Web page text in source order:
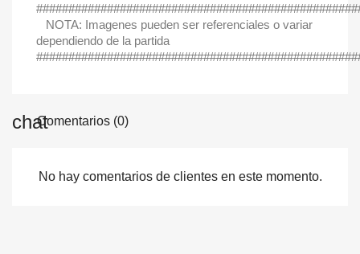
NOTA: Imagenes pueden ser referenciales o variar
dependiendo de la partida
Comentarios (0)
No hay comentarios de clientes en este momento.